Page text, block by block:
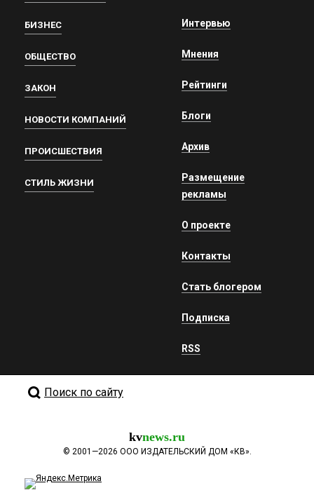
БИЗНЕС
ОБЩЕСТВО
ЗАКОН
НОВОСТИ КОМПАНИЙ
ПРОИСШЕСТВИЯ
СТИЛЬ ЖИЗНИ
Интервью
Мнения
Рейтинги
Блоги
Архив
Размещение
рекламы
О проекте
Контакты
Стать блогером
Подписка
RSS
Поиск по сайту
kvnews.ru
© 2001—2026 ООО ИЗДАТЕЛЬСКИЙ ДОМ «КВ».